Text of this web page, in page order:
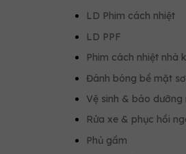
LD Phim cách nhiệt
LD PPF
Phim cách nhiệt nhà
Đánh bóng bề mặt
Vệ sinh & bảo dưỡng
Rửa xe & phục hồi
Phủ gầm